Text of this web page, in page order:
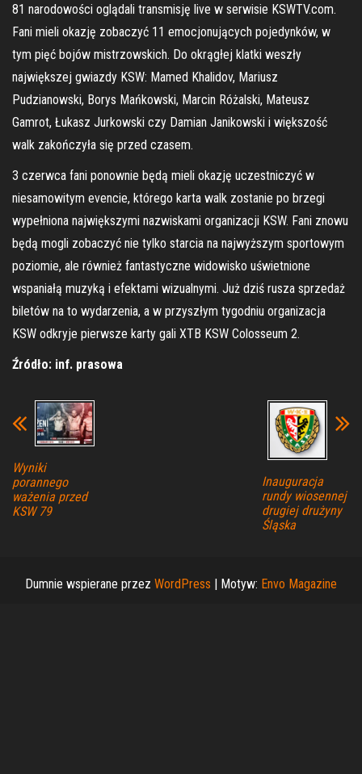
81 narodowości oglądali transmisję live w serwisie KSWTV.com.
Fani mieli okazję zobaczyć 11 emocjonujących pojedynków, w
tym pięć bojów mistrzowskich. Do okrągłej klatki weszły
największej gwiazdy KSW: Mamed Khalidov, Mariusz
Pudzianowski, Borys Mańkowski, Marcin Różalski, Mateusz
Gamrot, Łukasz Jurkowski czy Damian Janikowski i większość
walk zakończyła się przed czasem.
3 czerwca fani ponownie będą mieli okazję uczestniczyć w
niesamowitym evencie, którego karta walk zostanie po brzegi
wypełniona największymi nazwiskami organizacji KSW. Fani znowu
będą mogli zobaczyć nie tylko starcia na najwyższym sportowym
poziomie, ale również fantastyczne widowisko uświetnione
wspaniałą muzyką i efektami wizualnymi. Już dziś rusza sprzedaż
biletów na to wydarzenia, a w przyszłym tygodniu organizacja
KSW odkryje pierwsze karty gali XTB KSW Colosseum 2.
Źródło: inf. prasowa
Wyniki
porannego
ważenia przed
KSW 79
Inauguracja
rundy wiosennej
drugiej drużyny
Śląska
Dumnie wspierane przez WordPress | Motyw: Envo Magazine